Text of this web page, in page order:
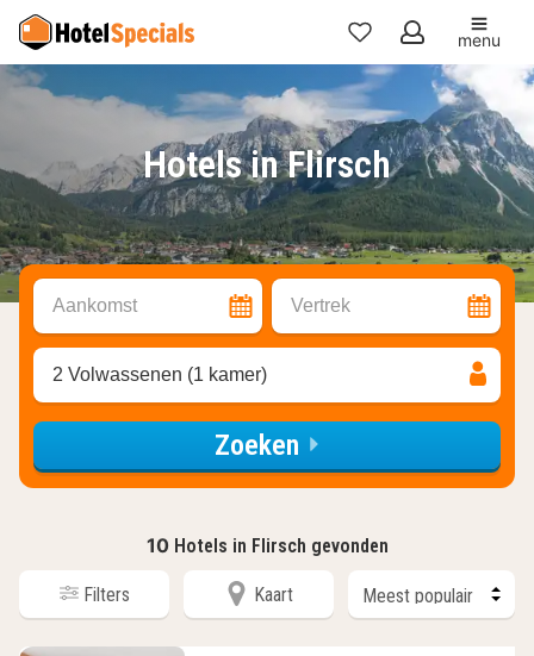
Mijn
favorieten
menu
Hotels in Flirsch
Aankomst Vertrek
2 Volwassenen (1 kamer)
Zoeken
10 Hotels in Flirsch gevonden
Filters Kaart